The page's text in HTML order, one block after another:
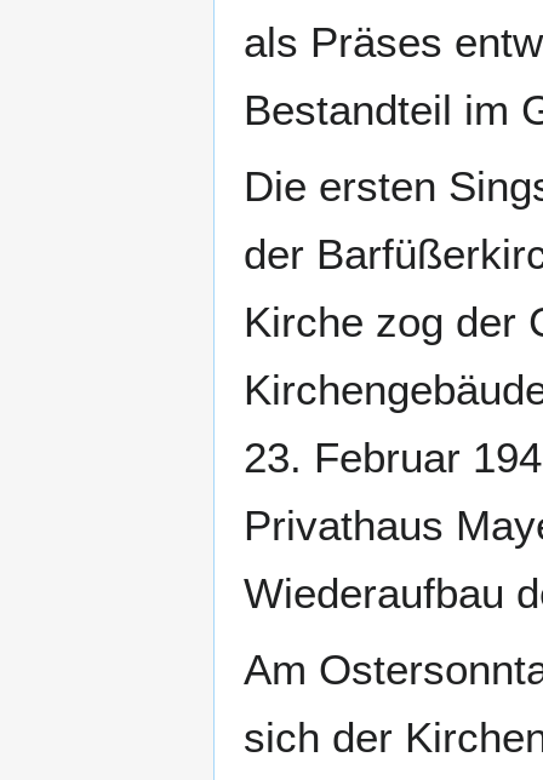
als Präses
Bestandteil im
Die ersten
der
Kirche zog der
23. Februar
Privathaus
Wiederaufbau
Am
sich der